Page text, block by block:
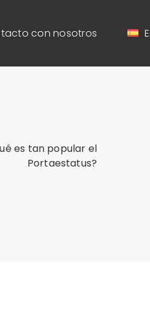
con nosotros
es tan popular el
Portaestatus?